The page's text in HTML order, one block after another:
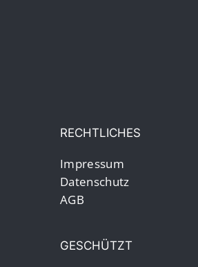
RECHTLICHES
Impressum
Datenschutz
AGB
GESCHÜTZT